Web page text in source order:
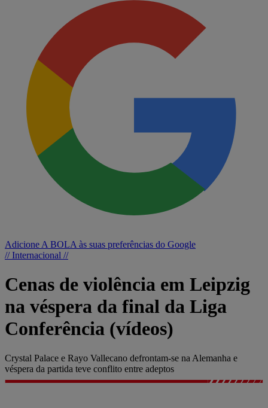
Adicione A BOLA às suas preferências do Google
// Internacional //
Cenas de violência em Leipzig
na véspera da final da Liga
Conferência (vídeos)
Crystal Palace e Rayo Vallecano defrontam-se na Alemanha e
véspera da partida teve conflito entre adeptos